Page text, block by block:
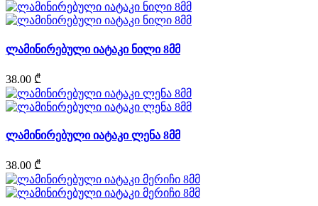
ლამინირებული იატაკი ნილი 8მმ
38.00 ₾
ლამინირებული იატაკი ლენა 8მმ
38.00 ₾